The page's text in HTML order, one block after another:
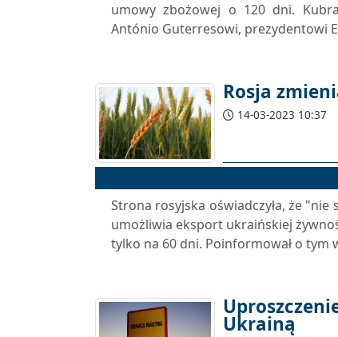
umowy zbożowej o 120 dni.
António Guterresowi, prezydentowi
Rosja
14-03-2023 10:37
Strona rosyjska oświadczyła, że
umożliwia eksport ukraińskiej
tylko na 60 dni. Poinformował o tym
Ukrainą